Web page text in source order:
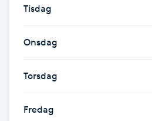
Frisör
Funktionsanalys
Färgning
Föning
Tisdag
Onsdag
Torsdag
Fredag